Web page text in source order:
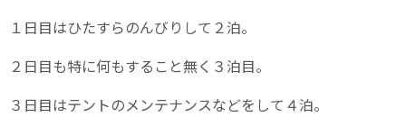
１日目はひたすらのんびりして２泊。
２日目も特に何もすること無く３泊目。
３日目はテントのメンテナンスなどをして４泊。